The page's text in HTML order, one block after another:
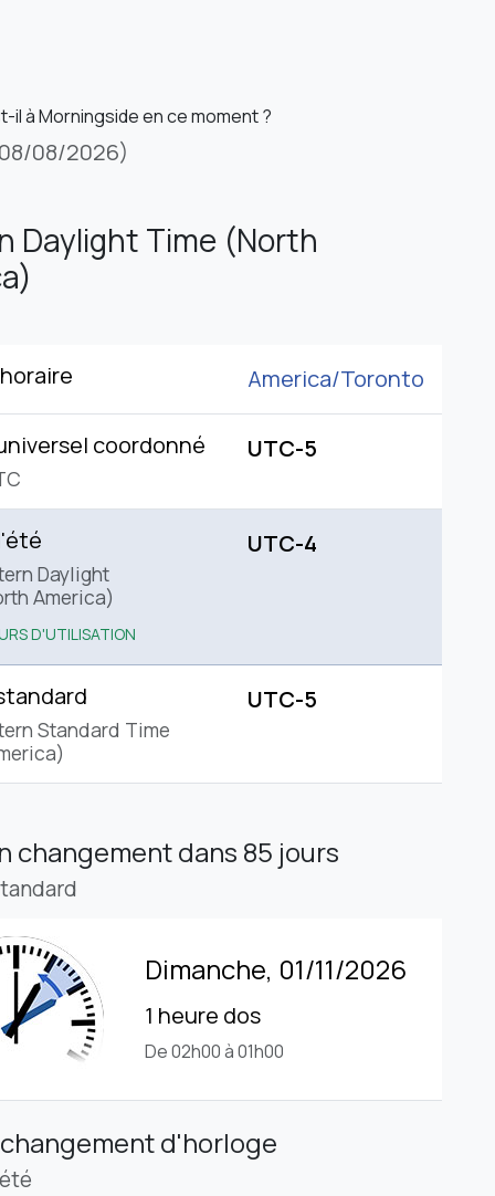
il à Morningside en ce moment ?
08/2026)
Daylight Time (North
America/Toronto
coordonné UTC-5
Daylight
America)
D'UTILISATION
UTC-4
Standard Time
UTC-5
changementdans 85 jours
Dimanche, 01/11/2026
1 heure dos
De 02h00 à 01h00
d'horloge